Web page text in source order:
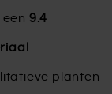
9.4
planten